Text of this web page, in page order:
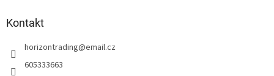
Kontakt
horizontrading@email.cz
605333663